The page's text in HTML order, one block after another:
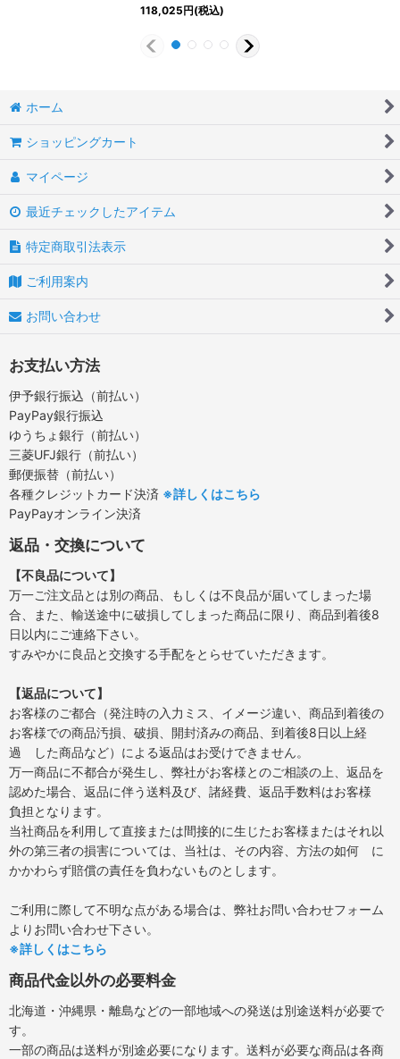
118,025円(税込)
ホーム
ショッピングカート
マイページ
最近チェックしたアイテム
特定商取引法表示
ご利用案内
お問い合わせ
お支払い方法
伊予銀行振込（前払い）
PayPay銀行振込
ゆうちょ銀行（前払い）
三菱UFJ銀行（前払い）
郵便振替（前払い）
各種クレジットカード決済 ※詳しくはこちら
PayPayオンライン決済
返品・交換について
【不良品について】
万一ご注文品とは別の商品、もしくは不良品が届いてしまった場
合、また、輸送途中に破損してしまった商品に限り、商品到着後8
日以内にご連絡下さい。
すみやかに良品と交換する手配をとらせていただきます。
【返品について】
お客様のご都合（発注時の入力ミス、イメージ違い、商品到着後の
お客様での商品汚損、破損、開封済みの商品、到着後8日以上経
過 した商品など）による返品はお受けできません。
万一商品に不都合が発生し、弊社がお客様とのご相談の上、返品を
認めた場合、返品に伴う送料及び、諸経費、返品手数料はお客様
負担となります。
当社商品を利用して直接または間接的に生じたお客様またはそれ以
外の第三者の損害については、当社は、その内容、方法の如何 に
かかわらず賠償の責任を負わないものとします。
ご利用に際して不明な点がある場合は、弊社お問い合わせフォーム
よりお問い合わせ下さい。
※詳しくはこちら
商品代金以外の必要料金
北海道・沖縄県・離島などの一部地域への発送は別途送料が必要で
す。
一部の商品は送料が別途必要になります。送料が必要な商品は各商